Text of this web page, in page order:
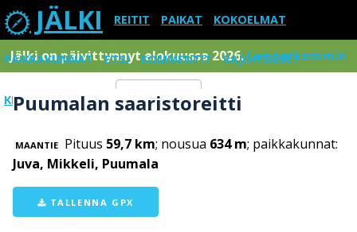
JÄLKI REITIT PAIKAT KOKOELMAT
PAIKKAKUNNAT ETSI KOMMENTIT RAJOITUKSET
KIRJAUDU SISÄÄN Menu
Jälki on päivittynnyt elokuussa 2026.Lue tarkemmin
Puumalan saaristoreitti
MAANTIE Pituus 59,7 km; nousua 634 m; paikkakunnat:
Juva, Mikkeli, Puumala
TALLENNA GPX